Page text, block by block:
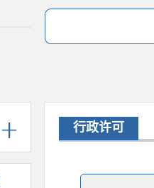
行政许可